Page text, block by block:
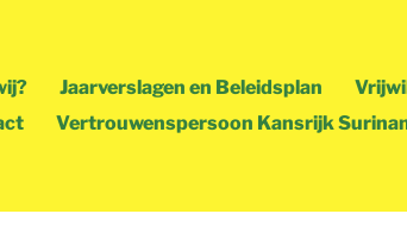
Jaarverslagen en Beleidsplan
Vertrouwenspersoon Kansrijk